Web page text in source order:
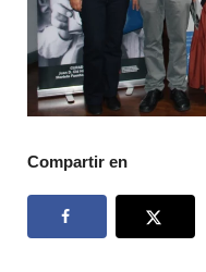
Compartir en